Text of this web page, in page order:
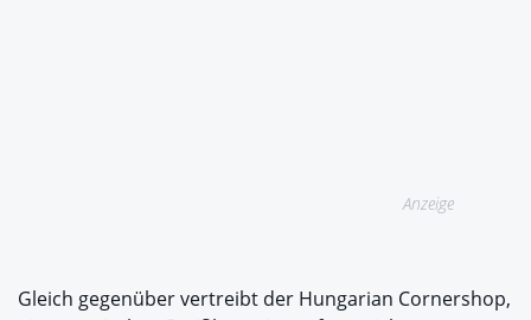
Anzeige
Gleich gegenüber vertreibt der Hungarian Cornershop,